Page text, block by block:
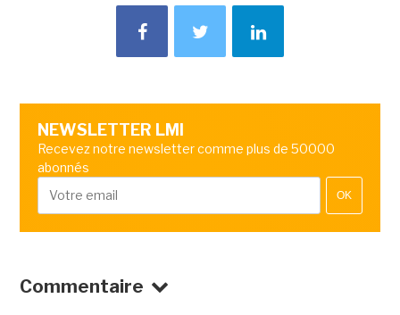
NEWSLETTER LMI
Recevez notre newsletter comme plus de 50000
abonnés
OK
Commentaire